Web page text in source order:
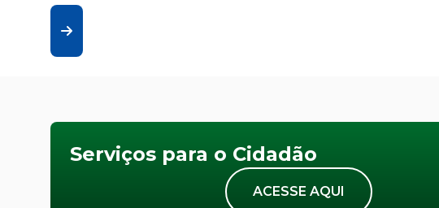
Serviços para o Cidadão
ACESSE AQUI